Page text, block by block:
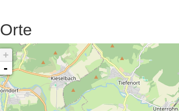
Orte
+
-